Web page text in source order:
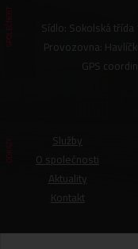
SPOLEČNOST
Sídlo: Sokolská třída
Provozovna:
GPS
ODKAZY
Služby
O společnosti
Aktuality
Kontakt